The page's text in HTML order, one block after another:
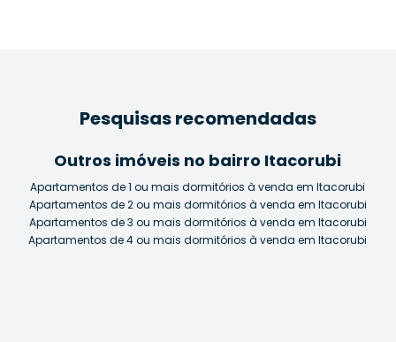
Pesquisas recomendadas
Outros imóveis no bairro Itacorubi
Apartamentos de 1 ou mais dormitórios à venda em Itacorubi
Apartamentos de 2 ou mais dormitórios à venda em Itacorubi
Apartamentos de 3 ou mais dormitórios à venda em Itacorubi
Apartamentos de 4 ou mais dormitórios à venda em Itacorubi